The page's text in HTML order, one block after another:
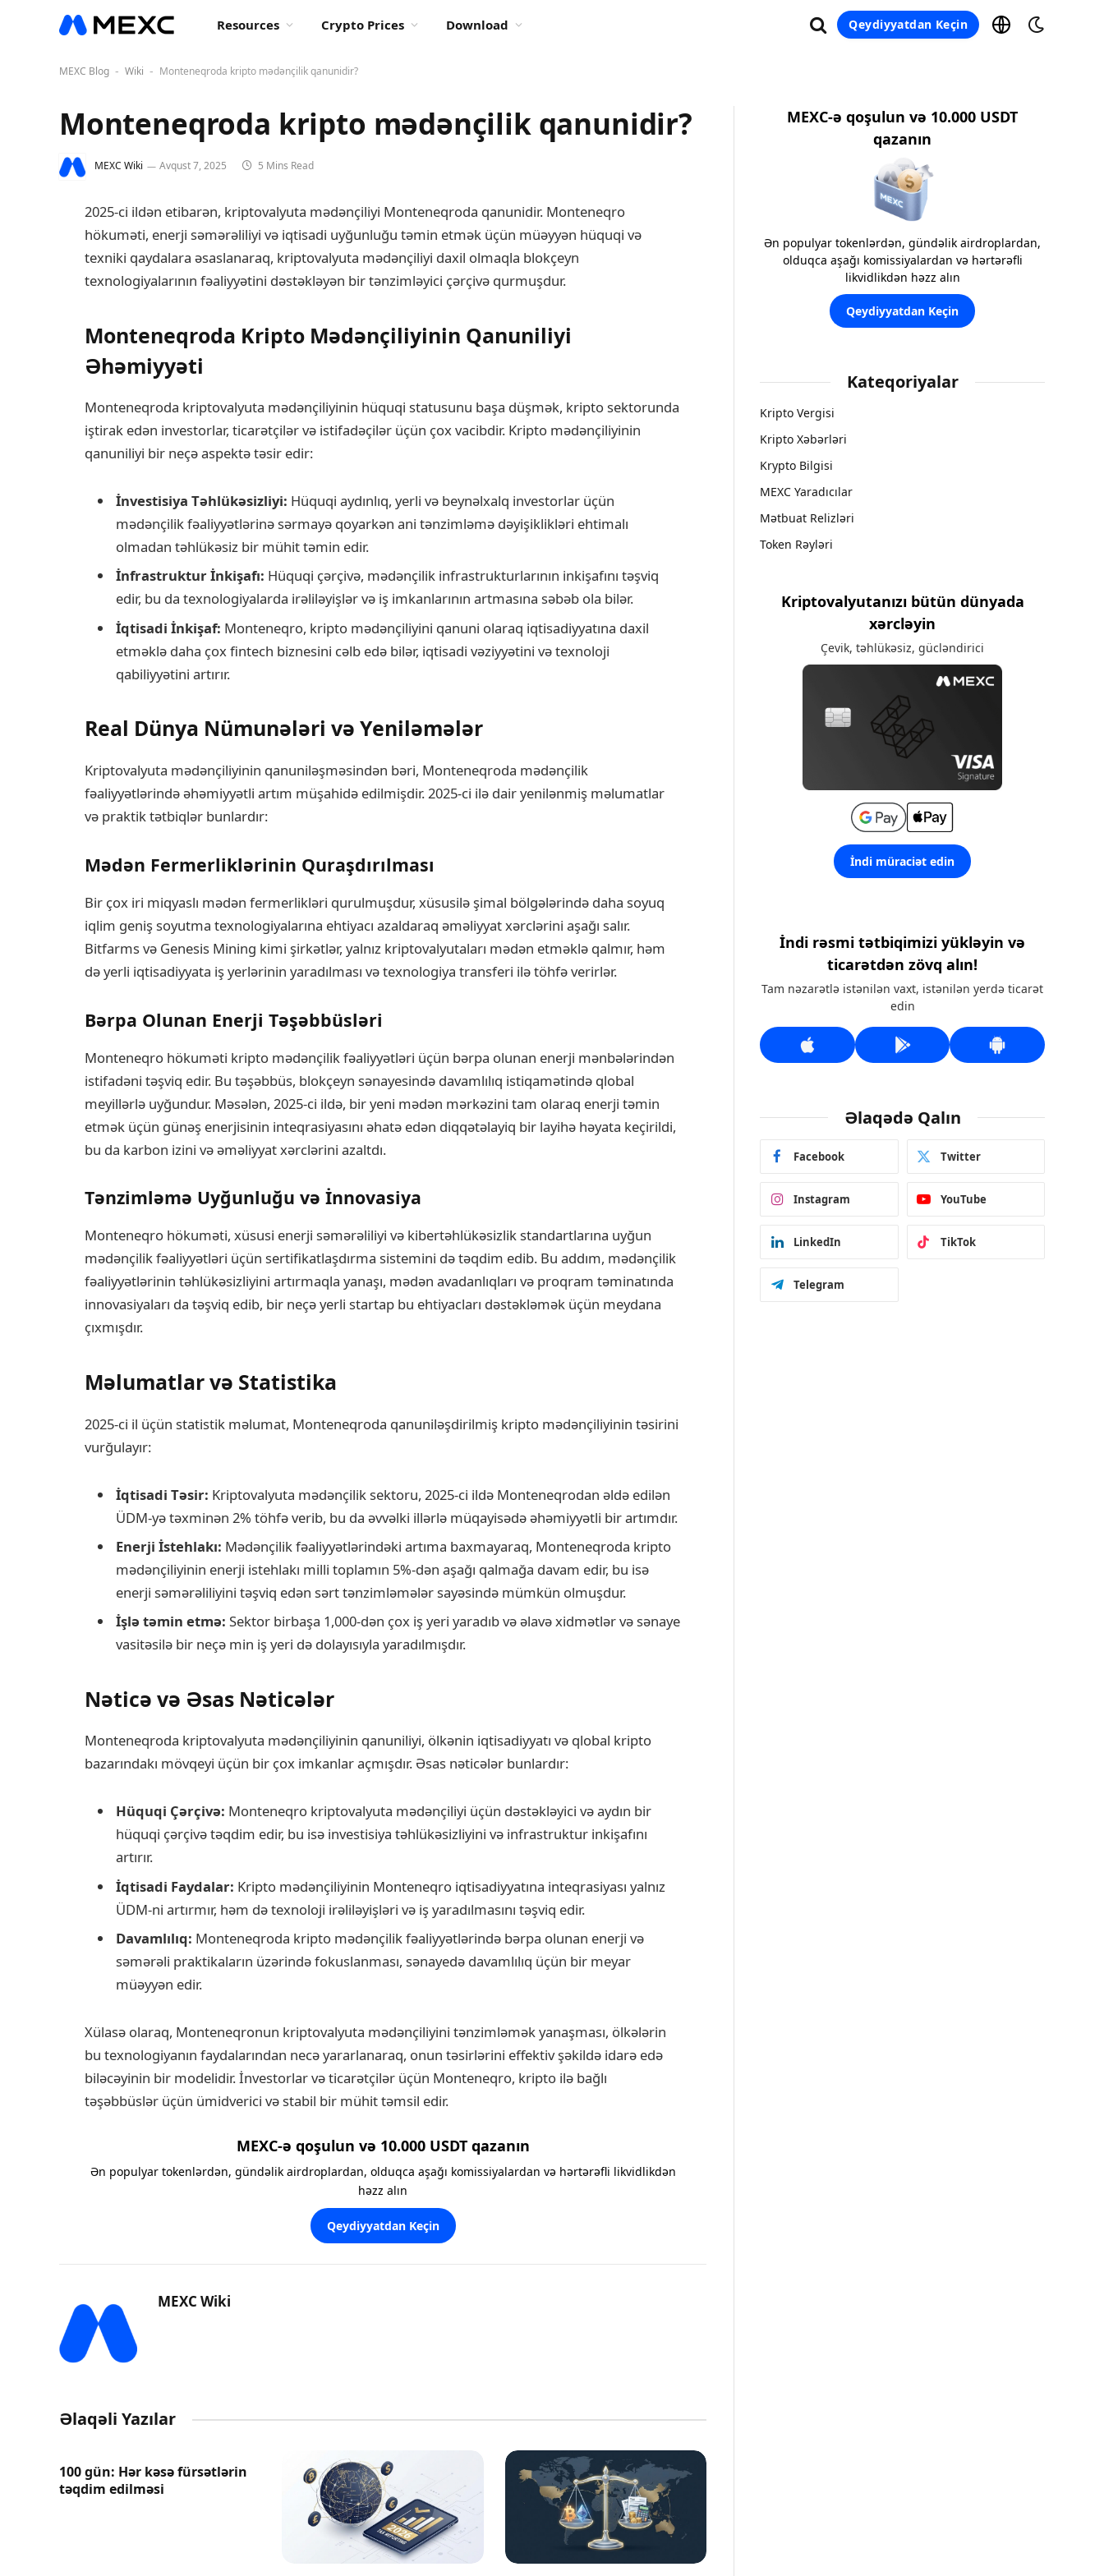
Resources Crypto Prices Download Qeydiyyatdan Keçin
MEXC Blog - Wiki - Monteneqroda kripto mədənçilik qanunidir?
Monteneqroda kripto mədənçilik qanunidir?
MEXC Wiki Avqust 7, 2025 5 Mins Read
2025-ci ildən etibarən, kriptovalyuta mədənçiliyi Monteneqroda qanunidir. Monteneqro
hökuməti, enerji səmərəliliyi və iqtisadi uyğunluğu təmin etmək üçün müəyyən hüquqi və
texniki qaydalara əsaslanaraq, kriptovalyuta mədənçiliyi daxil olmaqla blokçeyn
texnologiyalarının fəaliyyətini dəstəkləyən bir tənzimləyici çərçivə qurmuşdur.
Monteneqroda Kripto Mədənçiliyinin Qanuniliyi
Əhəmiyyəti
Monteneqroda kriptovalyuta mədənçiliyinin hüquqi statusunu başa düşmək, kripto sektorunda
iştirak edən investorlar, ticarətçilər və istifadəçilər üçün çox vacibdir. Kripto mədənçiliyinin
qanuniliyi bir neçə aspektə təsir edir:
İnvestisiya Təhlükəsizliyi: Hüquqi aydınlıq, yerli və beynəlxalq investorlar üçün
mədənçilik fəaliyyətlərinə sərmayə qoyarkən ani tənzimləmə dəyişiklikləri ehtimalı
olmadan təhlükəsiz bir mühit təmin edir.
İnfrastruktur İnkişafı: Hüquqi çərçivə, mədənçilik infrastrukturlarının inkişafını təşviq
edir, bu da texnologiyalarda irəliləyişlər və iş imkanlarının artmasına səbəb ola bilər.
İqtisadi İnkişaf: Monteneqro, kripto mədənçiliyini qanuni olaraq iqtisadiyyatına daxil
etməklə daha çox fintech biznesini cəlb edə bilər, iqtisadi vəziyyətini və texnoloji
qabiliyyətini artırır.
Real Dünya Nümunələri və Yeniləmələr
Kriptovalyuta mədənçiliyinin qanuniləşməsindən bəri, Monteneqroda mədənçilik
fəaliyyətlərində əhəmiyyətli artım müşahidə edilmişdir. 2025-ci ilə dair yenilənmiş məlumatlar
və praktik tətbiqlər bunlardır:
Mədən Fermerliklərinin Quraşdırılması
Bir çox iri miqyaslı mədən fermerlikləri qurulmuşdur, xüsusilə şimal bölgələrində daha soyuq
iqlim geniş soyutma texnologiyalarına ehtiyacı azaldaraq əməliyyat xərclərini aşağı salır.
Bitfarms və Genesis Mining kimi şirkətlər, yalnız kriptovalyutaları mədən etməklə qalmır, həm
də yerli iqtisadiyyata iş yerlərinin yaradılması və texnologiya transferi ilə töhfə verirlər.
Bərpa Olunan Enerji Təşəbbüsləri
Monteneqro hökuməti kripto mədənçilik fəaliyyətləri üçün bərpa olunan enerji mənbələrindən
istifadəni təşviq edir. Bu təşəbbüs, blokçeyn sənayesində davamlılıq istiqamətində qlobal
meyillərlə uyğundur. Məsələn, 2025-ci ildə, bir yeni mədən mərkəzini tam olaraq enerji təmin
etmək üçün günəş enerjisinin inteqrasiyasını əhatə edən diqqətəlayiq bir layihə həyata keçirildi,
bu da karbon izini və əməliyyat xərclərini azaltdı.
Tənzimləmə Uyğunluğu və İnnovasiya
Monteneqro hökuməti, xüsusi enerji səmərəliliyi və kibertəhlükəsizlik standartlarına uyğun
mədənçilik fəaliyyətləri üçün sertifikatlaşdırma sistemini də təqdim edib. Bu addım, mədənçilik
fəaliyyətlərinin təhlükəsizliyini artırmaqla yanaşı, mədən avadanlıqları və proqram təminatında
innovasiyaları da təşviq edib, bir neçə yerli startap bu ehtiyacları dəstəkləmək üçün meydana
çıxmışdır.
Məlumatlar və Statistika
2025-ci il üçün statistik məlumat, Monteneqroda qanuniləşdirilmiş kripto mədənçiliyinin təsirini
vurğulayır:
İqtisadi Təsir: Kriptovalyuta mədənçilik sektoru, 2025-ci ildə Monteneqrodan əldə edilən
ÜDM-yə təxminən 2% töhfə verib, bu da əvvəlki illərlə müqayisədə əhəmiyyətli bir artımdır.
Enerji İstehlakı: Mədənçilik fəaliyyətlərindəki artıma baxmayaraq, Monteneqroda kripto
mədənçiliyinin enerji istehlakı milli toplamın 5%-dən aşağı qalmağa davam edir, bu isə
enerji səmərəliliyini təşviq edən sərt tənzimləmələr sayəsində mümkün olmuşdur.
İşlə təmin etmə: Sektor birbaşa 1,000-dən çox iş yeri yaradıb və əlavə xidmətlər və sənaye
vasitəsilə bir neçə min iş yeri də dolayısıyla yaradılmışdır.
Nəticə və Əsas Nəticələr
Monteneqroda kriptovalyuta mədənçiliyinin qanuniliyi, ölkənin iqtisadiyyatı və qlobal kripto
bazarındakı mövqeyi üçün bir çox imkanlar açmışdır. Əsas nəticələr bunlardır:
Hüquqi Çərçivə: Monteneqro kriptovalyuta mədənçiliyi üçün dəstəkləyici və aydın bir
hüquqi çərçivə təqdim edir, bu isə investisiya təhlükəsizliyini və infrastruktur inkişafını
artırır.
İqtisadi Faydalar: Kripto mədənçiliyinin Monteneqro iqtisadiyyatına inteqrasiyası yalnız
ÜDM-ni artırmır, həm də texnoloji irəliləyişləri və iş yaradılmasını təşviq edir.
Davamlılıq: Monteneqroda kripto mədənçilik fəaliyyətlərində bərpa olunan enerji və
səmərəli praktikaların üzərində fokuslanması, sənayedə davamlılıq üçün bir meyar
müəyyən edir.
Xülasə olaraq, Monteneqronun kriptovalyuta mədənçiliyini tənzimləmək yanaşması, ölkələrin
bu texnologiyanın faydalarından necə yararlanaraq, onun təsirlərini effektiv şəkildə idarə edə
biləcəyinin bir modelidir. İnvestorlar və ticarətçilər üçün Monteneqro, kripto ilə bağlı
təşəbbüslər üçün ümidverici və stabil bir mühit təmsil edir.
MEXC-ə qoşulun və 10.000 USDT qazanın
Ən populyar tokenlərdən, gündəlik airdroplardan, olduqca aşağı komissiyalardan və hərtərəfli likvidlikdən
həzz alın
Qeydiyyatdan Keçin
MEXC Wiki
Əlaqəli Yazılar
100 gün: Hər kəsə fürsətlərin
təqdim edilməsi
MEXC-ə qoşulun və 10.000 USDT
qazanın
Ən populyar tokenlərdən, gündəlik airdroplardan,
olduqca aşağı komissiyalardan və hərtərəfli
likvidlikdən həzz alın
Qeydiyyatdan Keçin
Kateqoriyalar
Kripto Vergisi
Kripto Xəbərləri
Krypto Bilgisi
MEXC Yaradıcılar
Mətbuat Relizləri
Token Rəyləri
Kriptovalyutanızı bütün dünyada
xərcləyin
Çevik, təhlükəsiz, gücləndirici
İndi müraciət edin
İndi rəsmi tətbiqimizi yükləyin və
ticarətdən zövq alın!
Tam nəzarətlə istənilən vaxt, istənilən yerdə ticarət
edin
Əlaqədə Qalın
Facebook Twitter
Instagram YouTube
LinkedIn TikTok
Telegram